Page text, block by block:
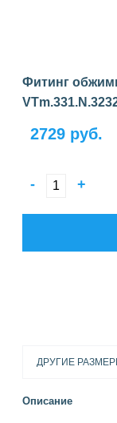
Фитинг
2729 руб.
- +
ДРУГИЕ
Описание